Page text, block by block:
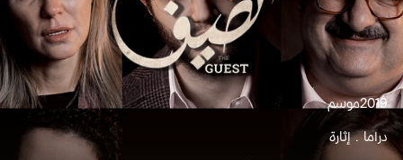
2019موسم
دراما إثارة